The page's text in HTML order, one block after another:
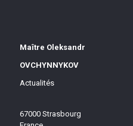
Maître Oleksandr
OVCHYNNYKOV
Actualités
67000 Strasbourg